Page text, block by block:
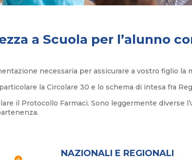
a Scuola per l’alunno
necessaria per assicurare a vostro figlio la
la Circolare 30 e lo schema di intesa fra
il Protocollo Farmaci. Sono leggermente diverse
NAZIONALI E REGIONALI